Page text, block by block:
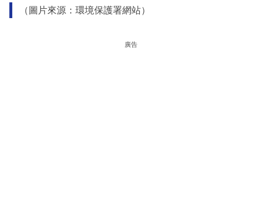
（圖片來源：環境保護署網站）
廣告